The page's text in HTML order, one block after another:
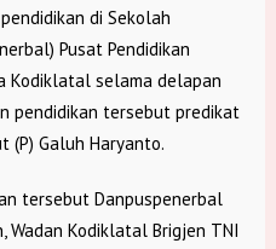
di Sekolah
Pusat Pendidikan
Kodiklatal selama delapan
pendidikan tersebut predikat
(P) Galuh Haryanto.
tersebut Danpuspenerbal
Wadan Kodiklatal Brigjen TNI